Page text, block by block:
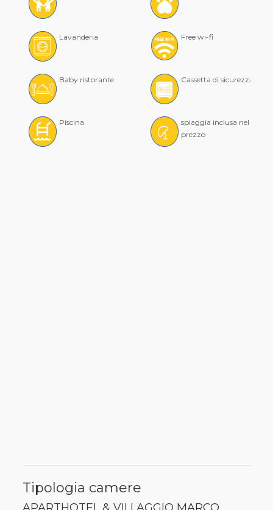
Lavanderia Free wi-fi
Baby ristorante Cassetta di sicurezza
Piscina
spiaggia inclusa nel
prezzo
Tipologia camere